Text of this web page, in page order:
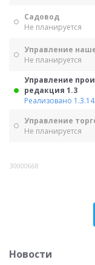
Садовод
Не планируется
Управление
Не планируется
Управление
редакция 1.3
Реализовано
Управление
Не планируется
30000668
Новости